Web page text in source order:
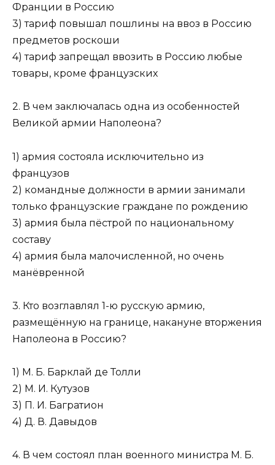
Франции в Россию
3) тариф повышал пошлины на ввоз в Россию
предметов роскоши
4) тариф запрещал ввозить в Россию любые
товары, кроме французских
2. В чем заключалась одна из особенностей
Великой армии Наполеона?
1) армия состояла исключительно из
французов
2) командные должности в армии занимали
только фран­цузские граждане по рождению
3) армия была пёстрой по национальному
составу
4) армия была малочисленной, но очень
манёвренной
3. Кто возглавлял 1-ю русскую армию,
размещённую на границе, накануне вторжения
Наполеона в Россию?
1) М. Б. Барклай де Толли
2) М. И. Кутузов
3) П. И. Багратион
4) Д. В. Давыдов
4. В чем состоял план военного министра М. Б.